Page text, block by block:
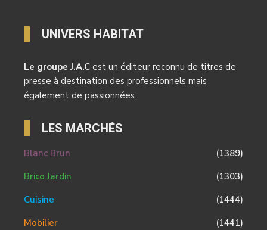
UNIVERS HABITAT
Le groupe J.A.C est un éditeur reconnu de titres de
presse à destination des professionnels mais
également de passionnées.
LES MARCHÉS
Blanc Brun
(1389)
Brico Jardin
(1303)
Cuisine
(1444)
Mobilier
(1441)